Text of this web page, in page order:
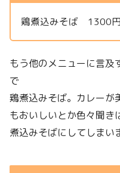
鶏煮込みそば 1300円
もう他のメニューに言及
で
鶏煮込みそば。カレーが
もおいしいとか色々聞き
煮込みそばにしてしまい